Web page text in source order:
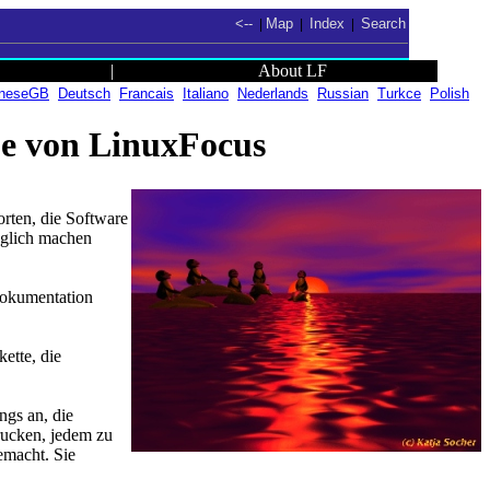
<--| Map| Index Search
| About LF
Deutsch Francais Italiano Nederlands Russian Turkce Polish
von LinuxFocus
die Software
machen
die
an, die
jedem zu
Sie